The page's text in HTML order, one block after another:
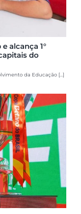
alcança 1°
do
da Educação [...]